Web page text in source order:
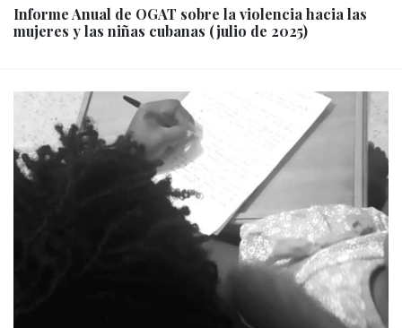
Informe Anual de OGAT sobre la violencia hacia las
mujeres y las niñas cubanas (julio de 2025)